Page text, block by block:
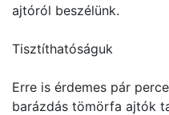
ajtóról beszélünk.
Tisztíthatóságuk
Erre is érdemes pár
barázdás tömörfa ajtók